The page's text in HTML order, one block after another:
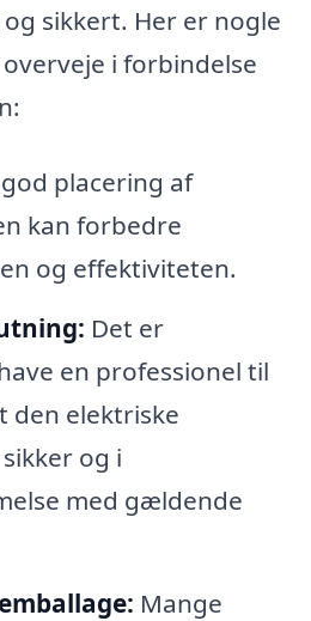
sikkert. Her er nogle
i forbindelse
god placering af
kan forbedre
og effektiviteten.
Det er
en professionel til
den elektriske
og i
med gældende
Mange